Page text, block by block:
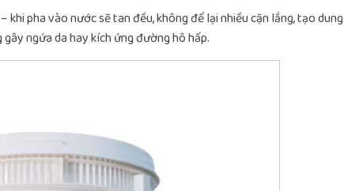
pha vào nước sẽ tan đều, không để lại nhiều cặn lắng, tạo dung
ngứa da hay kích ứng đường hô hấp.